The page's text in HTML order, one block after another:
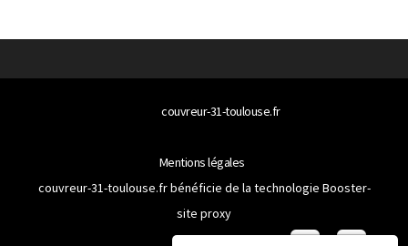
couvreur-31-toulouse.fr
Mentions légales
couvreur-31-toulouse.fr bénéficie de la technologie Booster-
site proxy